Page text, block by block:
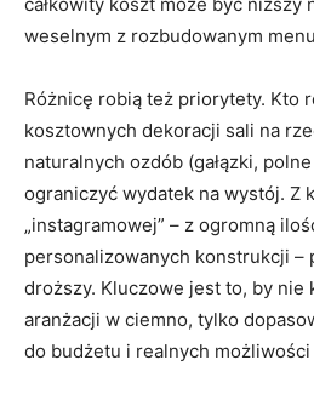
weselnym z rozbudowanym
Różnicę robią też priorytety. Kto
kosztownych dekoracji sali na
naturalnych ozdób (gałązki,
ograniczyć wydatek na wystój. Z
„instagramowej” – z ogromną
personalizowanych konstrukcji –
droższy. Kluczowe jest to, by nie
aranżacji w ciemno, tylko
do budżetu i realnych możliwości